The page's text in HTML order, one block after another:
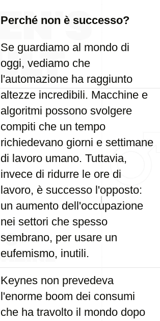
Perché non è successo?
Se guardiamo al mondo di
oggi, vediamo che
l'automazione ha raggiunto
altezze incredibili. Macchine e
algoritmi possono svolgere
compiti che un tempo
richiedevano giorni e settimane
di lavoro umano. Tuttavia,
invece di ridurre le ore di
lavoro, è successo l'opposto:
un aumento dell'occupazione
nei settori che spesso
sembrano, per usare un
eufemismo, inutili.
Keynes non prevedeva
l'enorme boom dei consumi
che ha travolto il mondo dopo